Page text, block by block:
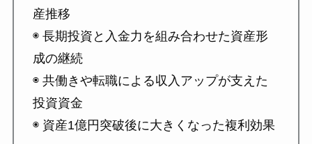
産推移
◉ 長期投資と入金力を組み合わせた資産形
成の継続
◉ 共働きや転職による収入アップが支えた
投資資金
◉ 資産1億円突破後に大きくなった複利効果